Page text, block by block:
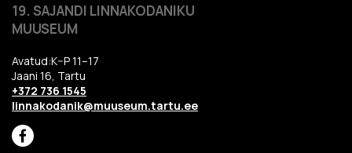
19. SAJANDI LINNAKODANIKU
MUUSEUM
Avatud:K–P 11–17
Jaani 16, Tartu
+372 736 1545
linnakodanik@muuseum.tartu.ee